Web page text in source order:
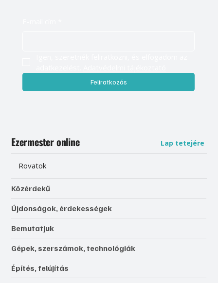
Feliratkozás
Ezermester online Lap tetejére
Rovatok
Közérdekű
Újdonságok, érdekességek
Bemutatjuk
Gépek, szerszámok, technológiák
Építés, felújítás